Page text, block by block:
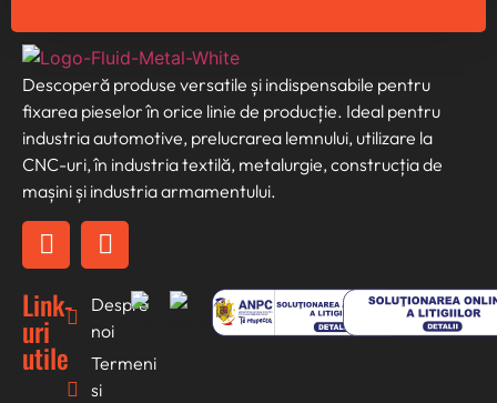
Descoperă produse versatile și indispensabile pentru
fixarea pieselor în orice linie de producție. Ideal pentru
industria automotive, prelucrarea lemnului, utilizare la
CNC-uri, în industria textilă, metalurgie, construcția de
mașini și industria armamentului.
Link-
uri
utile
Despre
noi
Termeni
si